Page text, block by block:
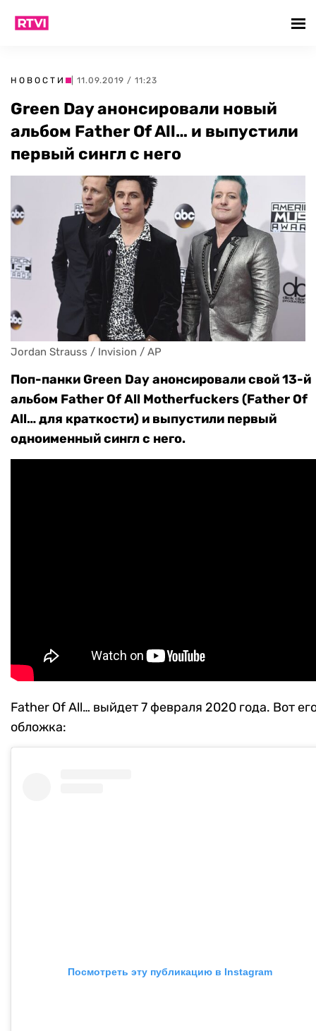
НОВОСТИ | 11.09.2019 / 11:23
Green Day анонсировали новый
альбом Father Of All… и выпустили
первый сингл с него
Jordan Strauss / Invision / AP
Поп-панки Green Day анонсировали свой 13-й
альбом Father Of All Motherfuckers (Father Of
All… для краткости) и выпустили первый
одноименный сингл с него.
Father Of All… выйдет 7 февраля 2020 года. Вот
обложка:
Посмотреть эту публикацию в Instagram